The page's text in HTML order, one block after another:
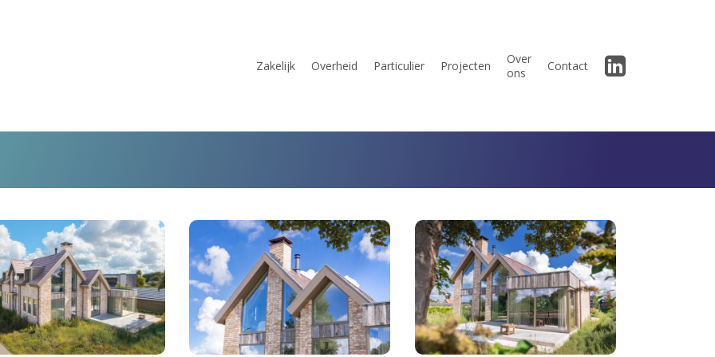
Zakelijk Overheid Particulier Projecten
Over
ons
Contact
RD
PLan
-
Het
Laantje
villa
Heemskerk
RD
PLan
Het
Laantje
villa
Heemskerk